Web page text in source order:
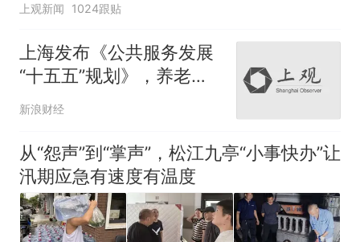
上观新闻 1024跟贴
上海发布《公共服务发展
“十五五”规划》，养老机
构护理型床位提升至75%
新浪财经
从“怨声”到“掌声”，松江九亭“小事快办”让
汛期应急有速度有温度